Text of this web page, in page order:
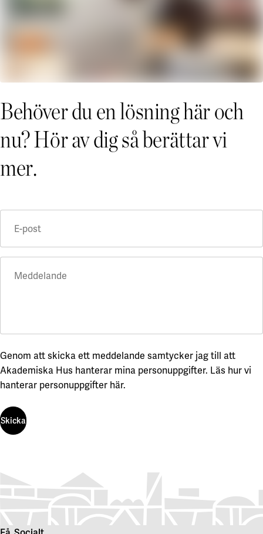
Behöver du en lösning här och
nu? Hör av dig så berättar vi
mer.
E-post
Meddelande
Genom att skicka ett meddelande samtycker jag till att
Akademiska Hus hanterar mina personuppgifter. Läs hur vi
hanterar personuppgifter här.
Skicka